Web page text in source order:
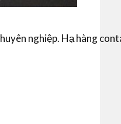
nghiệp. Hạ hàng